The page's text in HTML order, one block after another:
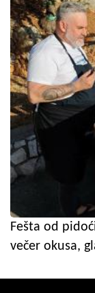
Fešta od
večer okusa,